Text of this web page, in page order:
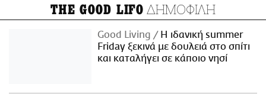
THE GOOD LIFO ΔΗΜΟΦΙΛΗ
Good Living
Η ιδανική summer
Friday ξεκινά με δουλειά στο σπίτι
και καταλήγει σε κάποιο νησί